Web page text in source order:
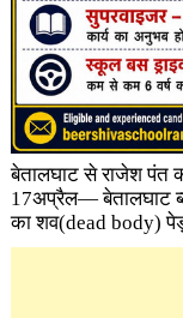
बेतालघाट से राजेश पंत की
17अप्रैल— बेतालघाट
का शव(dead body)